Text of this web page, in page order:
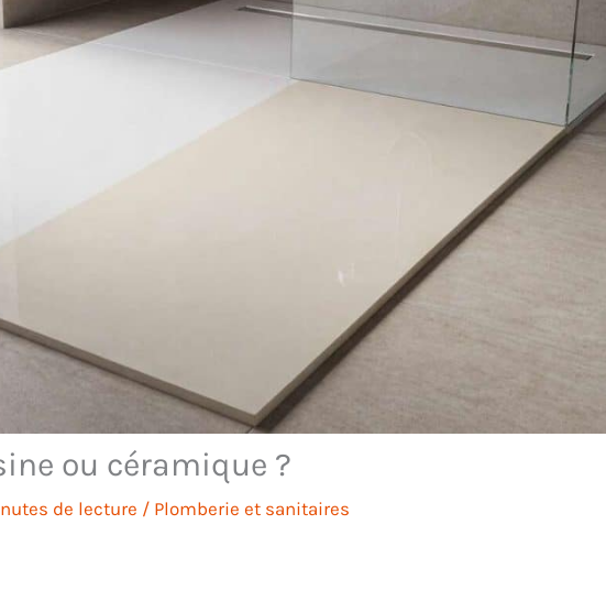
ou céramique ?
de lecture / Plomberie et sanitaires